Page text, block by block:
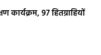
कार्यक्रम, 97 हितग्राहियों